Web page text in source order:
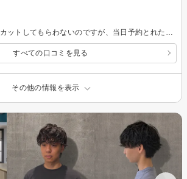
すべての口コミを見る
その他の情報を表示